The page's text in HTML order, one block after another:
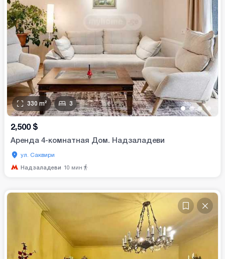
••••
330 m² 3
2,500 $
Аренда 4-комнатная Дом. Надзаладеви
ул. Саквири
Надзаладеви 10 мин